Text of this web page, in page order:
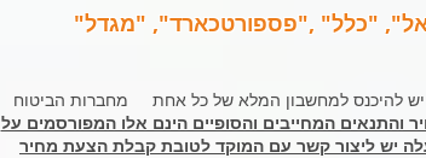
"כלל" ,"פספורטכארד", "מגדל"
נובמבר 2025, לקבלת הצעת מחיר מחייבת יש להיכנס למחשבון המלא של כל אחת מחברות הביטוח
המחייבים והסופיים הינם אלו המפורסמים על
הביטוח במפרט פוליסת הביטוח המלאה. לשהיה בחו"ל מעל 120 יום ולגילאי 75 ומעלה יש ליצור קשר עם המוקד לטובת קבלת הצעת מחיר